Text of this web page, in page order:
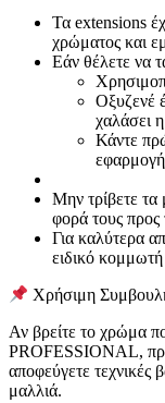
Τα extensions
χρώματος και
Εάν θέλετε να
Οξυζενέ
χαλάσει
Κάντε
Μην τρίβετε τα
φορά τους προς
Για καλύτερα
ειδικό
Χρήσιμη
Αν βρείτε το χρώμα
PROFESSIONAL,
αποφεύγετε
μαλλιά.